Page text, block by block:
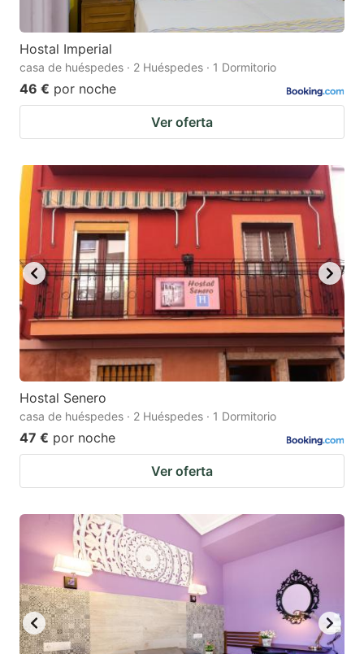
changing
dates.
dates.
Hostal Imperial
casa de huéspedes · 2 Huéspedes · 1 Dormitorio
46 € por noche
Ver oferta
Hostal Senero
casa de huéspedes · 2 Huéspedes · 1 Dormitorio
47 € por noche
Ver oferta